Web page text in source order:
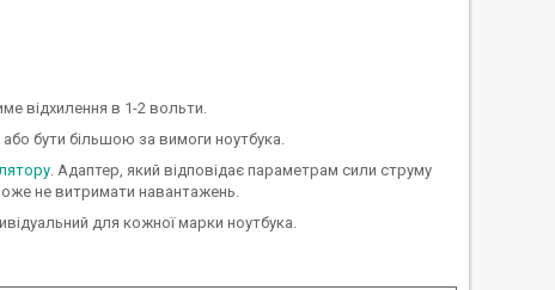
відхилення в 1-2 вольти.
бути більшою за вимоги ноутбука.
. Адаптер, який відповідає параметрам сили струму
не витримати навантажень.
для кожної марки ноутбука.